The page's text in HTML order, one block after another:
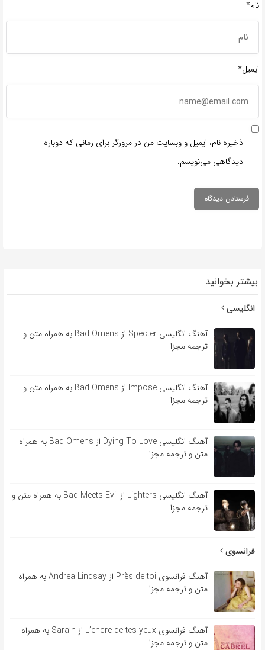
نام*
ایمیل*
ذخیره نام، ایمیل و وبسایت من در مرورگر برای زمانی که دوباره
دیدگاهی می‌نویسم.
بیشتر بخوانید
انگلیسی
آهنگ انگلیسی Specter از Bad Omens به همراه متن و
ترجمه مجزا
آهنگ انگلیسی Impose از Bad Omens به همراه متن و
ترجمه مجزا
آهنگ انگلیسی Dying To Love از Bad Omens به همراه
متن و ترجمه مجزا
آهنگ انگلیسی Lighters از Bad Meets Evil به همراه متن و
ترجمه مجزا
فرانسوی
آهنگ فرانسوی Près de toi از Andrea Lindsay به همراه
متن و ترجمه مجزا
آهنگ فرانسوی L’encre de tes yeux از Sara’h به همراه
متن و ترجمه مجزا